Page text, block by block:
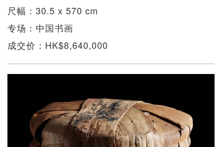
尺幅：30.5 x 570 cm
专场：中国书画
成交价：HK$8,640,000